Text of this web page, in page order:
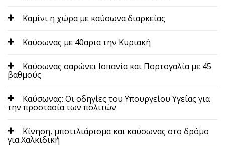
Καμίνι η χώρα με καύσωνα διαρκείας
Καύσωνας με 40αρια την Κυριακή
Καύσωνας σαρώνει Ισπανία και Πορτογαλία με 45
βαθμούς
Καύσωνας: Οι οδηγίες του Υπουργείου Υγείας για
την προστασία των πολιτών
Κίνηση, μποτιλιάρισμα και καύσωνας στο δρόμο
για Χαλκιδική